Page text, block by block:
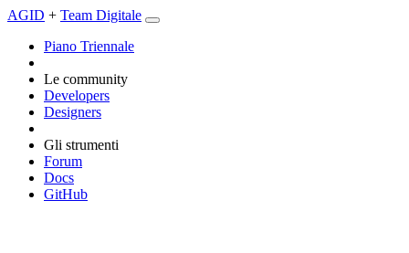
AGID + Team Digitale
Piano Triennale
Le community
Developers
Designers
Gli strumenti
Forum
Docs
GitHub